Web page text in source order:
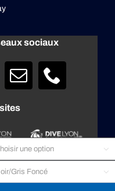


sociaux
| All rights reserved |